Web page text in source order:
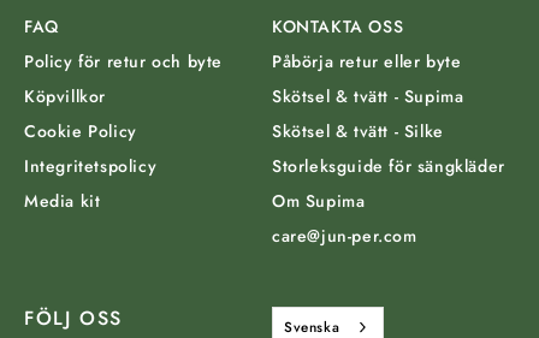
FAQ
Policy för retur och byte
Köpvillkor
Cookie Policy
Integritetspolicy
Media kit
KONTAKTA OSS
Påbörja retur eller byte
Skötsel & tvätt - Supima
Skötsel & tvätt - Silke
Storleksguide för sängkläder
Om Supima
care@jun-per.com
FÖLJ OSS Svenska